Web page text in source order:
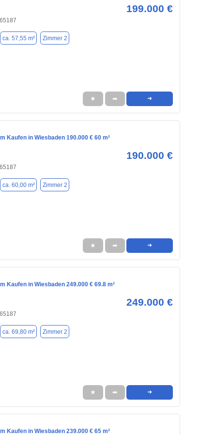
199.000 €
ca. 57,55 m² Zimmer 2
★ ➦ ➜
Kaufen in Wiesbaden 190.000 € 60 m²
190.000 €
ca. 60,00 m² Zimmer 2
★ ➦ ➜
Kaufen in Wiesbaden 249.000 € 69.8 m²
249.000 €
ca. 69,80 m² Zimmer 2
★ ➦ ➜
Kaufen in Wiesbaden 239.000 € 65 m²